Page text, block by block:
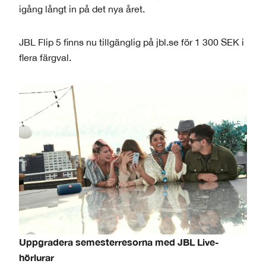
igång långt in på det nya året.
JBL Flip 5 finns nu tillgänglig på jbl.se för 1 300 SEK i
flera färgval.
Uppgradera semesterresorna med JBL Live-
hörlurar